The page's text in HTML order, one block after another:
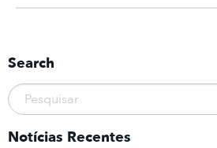
Search
Notícias Recentes